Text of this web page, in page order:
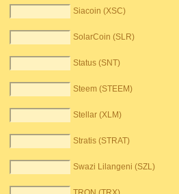
Siacoin (XSC)
SolarCoin (SLR)
Status (SNT)
Steem (STEEM)
Stellar (XLM)
Stratis (STRAT)
Swazi Lilangeni (SZL)